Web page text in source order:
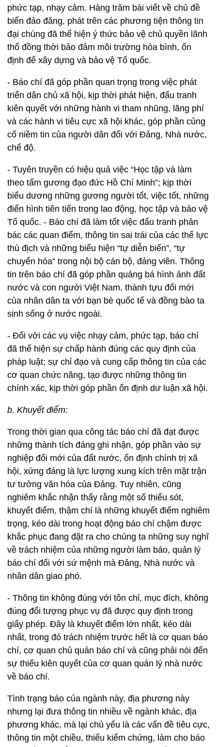
phức tạp, nhạy cảm. Hàng trăm bài viết về chủ đề
biển đảo đăng, phát trên các phương tiện thông tin
đại chúng đã thể hiện ý thức bảo vệ chủ quyền lãnh
thổ đồng thời bảo đảm môi trường hòa bình, ổn
định để xây dựng và bảo vệ Tổ quốc.
- Báo chí đã góp phần quan trọng trong việc phát
triển dân chủ xã hội, kịp thời phát hiện, đấu tranh
kiên quyết với những hành vi tham nhũng, lãng phí
và các hành vi tiêu cực xã hội khác, góp phần củng
cố niềm tin của người dân đối với Đảng, Nhà nước,
chế độ.
- Tuyên truyền có hiệu quả việc “Học tập và làm
theo tấm gương đạo đức Hồ Chí Minh”; kịp thời
biểu dương những gương người tốt, việc tốt, những
điển hình tiên tiến trong lao động, học tập và bảo vệ
Tổ quốc. - Báo chí đã làm tốt việc đấu tranh phản
bác các quan điểm, thông tin sai trái của các thế lực
thù địch và những biểu hiện “tự diễn biến”, “tự
chuyển hóa” trong nội bộ cán bộ, đảng viên. Thông
tin trên báo chí đã góp phần quảng bá hình ảnh đất
nước và con người Việt Nam, thành tựu đổi mới
của nhân dân ta với bạn bè quốc tế và đồng bào ta
sinh sống ở nước ngoài.
- Đối với các vụ việc nhạy cảm, phức tạp, báo chí
đã thể hiện sự chấp hành đúng các quy định của
pháp luật; sự chỉ đạo và cung cấp thông tin của các
cơ quan chức năng, tạo được những thông tin
chính xác, kịp thời góp phần ổn định dư luận xã hội.
b. Khuyết điểm:
Trong thời gian qua công tác báo chí đã đạt được
những thành tích đáng ghi nhận, góp phần vào sự
nghiệp đổi mới của đất nước, ổn định chính trị xã
hội, xứng đáng là lực lượng xung kích trên mặt trận
tư tưởng văn hóa của Đảng. Tuy nhiên, cũng
nghiêm khắc nhận thấy rằng một số thiếu sót,
khuyết điểm, thậm chí là những khuyết điểm nghiêm
trọng, kéo dài trong hoạt động báo chí chậm được
khắc phục đang đặt ra cho chúng ta những suy nghĩ
về trách nhiệm của những người làm báo, quản lý
báo chí đối với sứ mệnh mà Đảng, Nhà nước và
nhân dân giao phó.
- Thông tin không đúng với tôn chỉ, mục đích, không
đúng đối tượng phục vụ đã được quy định trong
giấy phép. Đây là khuyết điểm lớn nhất, kéo dài
nhất, trong đó trách nhiệm trước hết là cơ quan báo
chí, cơ quan chủ quản báo chí và cũng phải nói đến
sự thiếu kiên quyết của cơ quan quản lý nhà nước
về báo chí.
Tình trạng báo của ngành này, địa phương này
nhưng lại đưa thông tin nhiều về ngành khác, địa
phương khác, mà lại chủ yếu là các vấn đề tiêu cực,
thông tin một chiều, thiếu kiểm chứng, làm cho báo